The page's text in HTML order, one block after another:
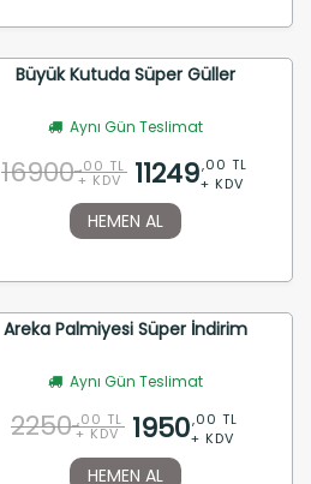
Büyük Kutuda Süper Güller
Aynı Gün Teslimat
16900 ,00 TL
+ KDV 11249,00 TL
+ KDV
HEMEN AL
Areka Palmiyesi Süper İndirim
Aynı Gün Teslimat
2250 ,00 TL
+ KDV 1950,00 TL
+ KDV
HEMEN AL